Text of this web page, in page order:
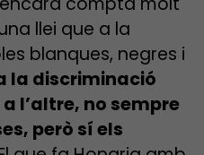
llei que a la
blanques, negres i
la discriminació
l’altre, no sempre
però sí els